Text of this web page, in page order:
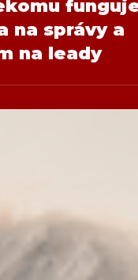
2 minút čítania
Reklamy
funguje
na správy a
na leady